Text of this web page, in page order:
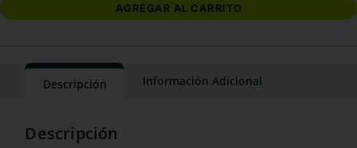
AGREGAR AL CARRITO
Descripción Información Adicional